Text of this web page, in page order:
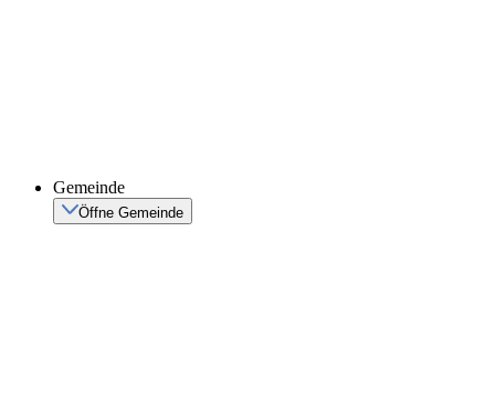
Gemeinde
Öffne Gemeinde